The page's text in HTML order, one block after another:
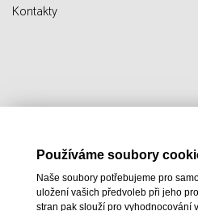
Kontakty
Používáme soubory
Naše soubory potřebujeme pro
uložení vašich předvoleb při jeho
stran pak slouží pro vyhodnocování